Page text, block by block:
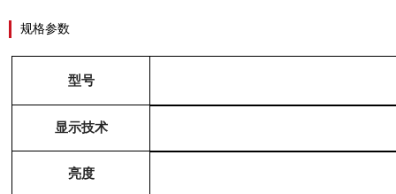
规格参数
型号
显示技术
亮度